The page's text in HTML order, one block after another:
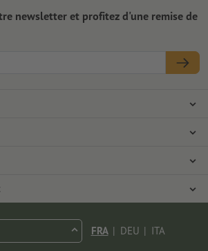
newsletter et profitez d'une remise de
FRA | DEU | ITA